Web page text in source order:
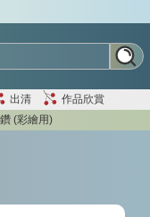
出清
作品欣賞
(彩繪用)